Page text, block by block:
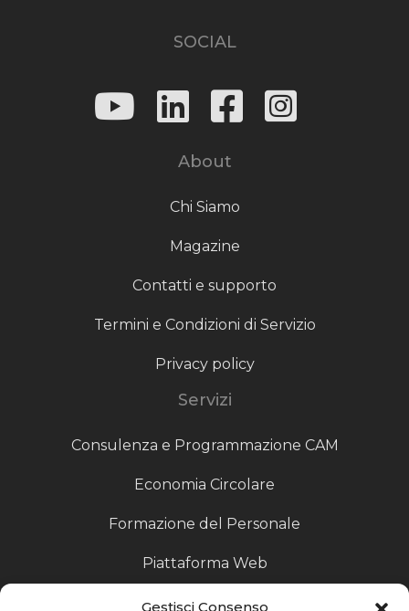
Gestisci Consenso
SOCIAL
About
Chi Siamo
Magazine
Contatti e supporto
Termini e Condizioni di Servizio
Privacy policy
Servizi
Consulenza e Programmazione CAM
Economia Circolare
Formazione del Personale
Piattaforma Web
Scouting fornitori